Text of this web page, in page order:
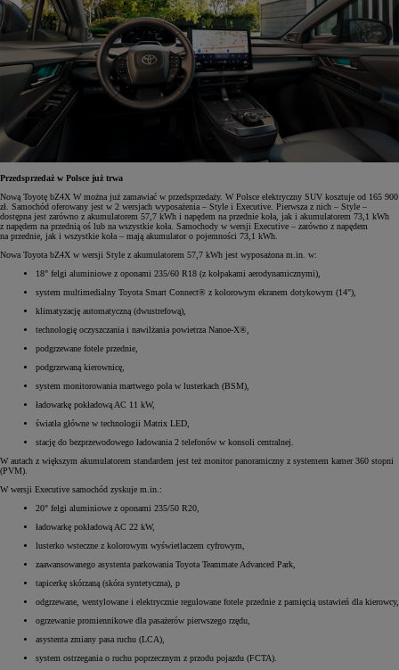
Przedsprzedaż w Polsce już trwa
Nową Toyotę bZ4X W można już zamawiać w przedsprzedaży. W Polsce elektryczny SUV kosztuje od 165 900
zł. Samochód oferowany jest w 2 wersjach wyposażenia – Style i Executive. Pierwsza z nich – Style –
dostępna jest zarówno z akumulatorem 57,7 kWh i napędem na przednie koła, jak i akumulatorem 73,1 kWh
z napędem na przednią oś lub na wszystkie koła. Samochody w wersji Executive – zarówno z napędem
na przednie, jak i wszystkie koła – mają akumulator o pojemności 73,1 kWh.
Nowa Toyota bZ4X w wersji Style z akumulatorem 57,7 kWh jest wyposażona m.in. w:
18" felgi aluminiowe z oponami 235/60 R18 (z kołpakami aerodynamicznymi),
system multimedialny Toyota Smart Connect® z kolorowym ekranem dotykowym (14"),
klimatyzację automatyczną (dwustrefową),
technologię oczyszczania i nawilżania powietrza Nanoe-X®,
podgrzewane fotele przednie,
podgrzewaną kierownicę,
system monitorowania martwego pola w lusterkach (BSM),
ładowarkę pokładową AC 11 kW,
światła główne w technologii Matrix LED,
stację do bezprzewodowego ładowania 2 telefonów w konsoli centralnej.
W autach z większym akumulatorem standardem jest też monitor panoramiczny z systemem kamer 360 stopni
(PVM).
W wersji Executive samochód zyskuje m.in.:
20" felgi aluminiowe z oponami 235/50 R20,
ładowarkę pokładową AC 22 kW,
lusterko wsteczne z kolorowym wyświetlaczem cyfrowym,
zaawansowanego asystenta parkowania Toyota Teammate Advanced Park,
tapicerkę skórzaną (skóra syntetyczna), p
odgrzewane, wentylowane i elektrycznie regulowane fotele przednie z pamięcią ustawień dla kierowcy,
ogrzewanie promiennikowe dla pasażerów pierwszego rzędu,
asystenta zmiany pasa ruchu (LCA),
system ostrzegania o ruchu poprzecznym z przodu pojazdu (FCTA).